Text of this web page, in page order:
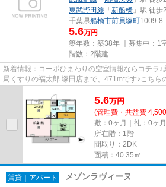
東武野田線 「 新船橋 」駅 徒歩
千葉県船橋市前貝塚町1009-8
5.6万円
築年数：築38年 ｜募集中： 1
階数：2階建
新着情報：コーポひまわりの空室情報ならコチラ
局くすりの福太郎 塚田店まで、471mです♪こちら
5.6万円
(管理費・共益費
敷：0ヶ月｜礼：0ヶ月
所在階：1階
間取り：2DK
面積：40.35㎡
賃貸｜アパート メゾンラヴィーヌ